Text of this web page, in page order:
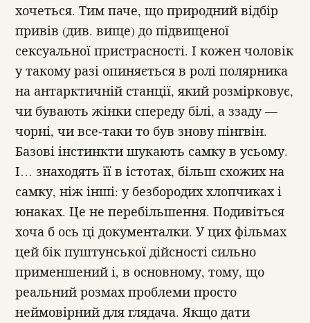
хочеться. Тим паче, що природний відбір
привів (див. вище) до підвищеної
сексуальної пристрасності. І кожен чоловік
у такому разі опиняється в ролі полярника
на антарктичній станції, який розмірковує,
чи бувають жінки спереду білі, а ззаду —
чорні, чи все-таки то був знову пінгвін.
Базові інстинкти шукають самку в усьому.
І… знаходять її в істотах, більш схожих на
самку, ніж інші: у безбородих хлопчиках і
юнаках. Це не перебільшення. Подивіться
хоча б ось ці документалки. У цих фільмах
цей бік пуштунської дійсності сильно
применшений і, в основному, тому, що
реальний розмах проблеми просто
неймовірний для глядача. Якщо дати